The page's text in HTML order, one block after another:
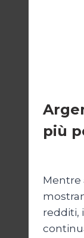
più
Mentre
redditi,